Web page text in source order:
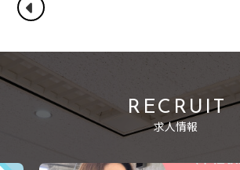
RECRUIT
求人情報